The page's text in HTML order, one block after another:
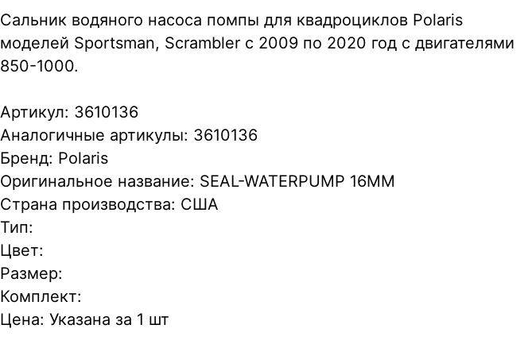
Сальник водяного насоса помпы для квадроциклов Polaris
моделей Sportsman, Scrambler с 2009 по 2020 год c двигателями
850-1000.
Артикул: 3610136
Аналогичные артикулы: 3610136
Бренд: Polaris
Оригинальное название: SEAL-WATERPUMP 16MM
Страна производства: США
Тип:
Цвет:
Размер:
Комплект:
Цена: Указана за 1 шт